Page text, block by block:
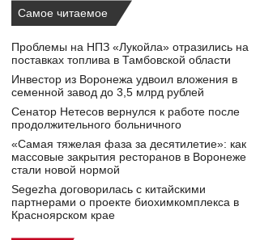
Самое читаемое
Проблемы на НПЗ «Лукойла» отразились на
поставках топлива в Тамбовской области
Инвестор из Воронежа удвоил вложения в
семенной завод до 3,5 млрд рублей
Сенатор Нетесов вернулся к работе после
продолжительного больничного
«Самая тяжелая фаза за десятилетие»: как
массовые закрытия ресторанов в Воронеже
стали новой нормой
Segezha договорилась с китайскими
партнерами о проекте биохимкомплекса в
Красноярском крае